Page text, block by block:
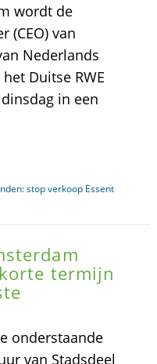
wordt de
(CEO) van
Nederlands
Duitse RWE
in een
stop verkoop Essent
termijn
onderstaande
van Stadsdeel